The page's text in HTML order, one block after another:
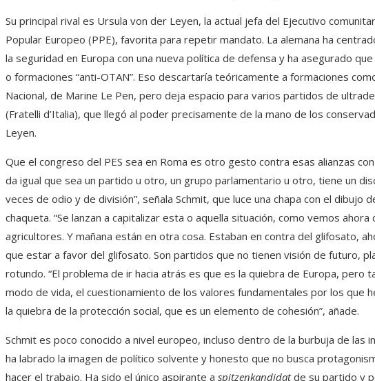
Su principal rival es Ursula von der Leyen, la actual jefa del Ejecutivo
Popular Europeo (PPE), favorita para repetir mandato. La alemana ha
la seguridad en Europa con una nueva política de defensa y ha asegurado
o formaciones “anti-OTAN”. Eso descartaría teóricamente a formaciones
Nacional, de Marine Le Pen, pero deja espacio para varios partidos de
(Fratelli d’Italia), que llegó al poder precisamente de la mano de los
Leyen.
Que el congreso del PES sea en Roma es otro gesto contra esas alianzas
da igual que sea un partido u otro, un grupo parlamentario u otro, tiene un
veces de odio y de división”, señala Schmit, que luce una chapa con el dibujo
chaqueta. “Se lanzan a capitalizar esta o aquella situación, como vemos
agricultores. Y mañana están en otra cosa. Estaban en contra del glifosato,
que estar a favor del glifosato. Son partidos que no tienen visión de futuro,
rotundo. “El problema de ir hacia atrás es que es la quiebra de Europa, pero
modo de vida, el cuestionamiento de los valores fundamentales por los que
la quiebra de la protección social, que es un elemento de cohesión”, añade.
Schmit es poco conocido a nivel europeo, incluso dentro de la burbuja de las
ha labrado la imagen de político solvente y honesto que no busca
hacer el trabajo. Ha sido el único aspirante a spitzenkandidatde su partido y